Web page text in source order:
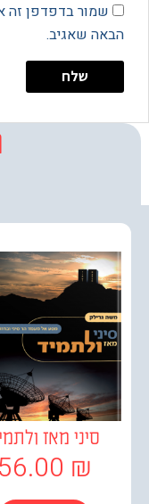
בדפדפן זה את השם,
שאגיב.
מרחב
סיני מאז ולתמיד
56.00